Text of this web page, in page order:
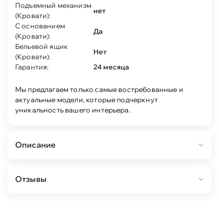
Подъемный механизм
(Кровати):
нет
С основанием
(Кровати):
Да
Бельевой ящик
(Кровати):
Нет
Гарантия:
24 месяца
Мы предлагаем только самые востребованные и
актуальные модели, которые подчеркнут
уникальность вашего интерьера.
Описание
отличает современный оригинальный стиль.
Отзывы